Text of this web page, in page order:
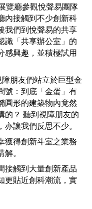
覽廳參觀悅聲易團隊
內接觸到不少創新科
我們到悅聲易的共享
識「共享辦公室」的
感興趣，並積極試用
朋友們站立於巨型金
號：到底「金蛋」有
圓形的建築物內竟然
的？ 聽到視障朋友的
讓我們反思不少。
獲得創新斗室之業務
。
接觸到大量創新產品
更貼近創科潮流，實